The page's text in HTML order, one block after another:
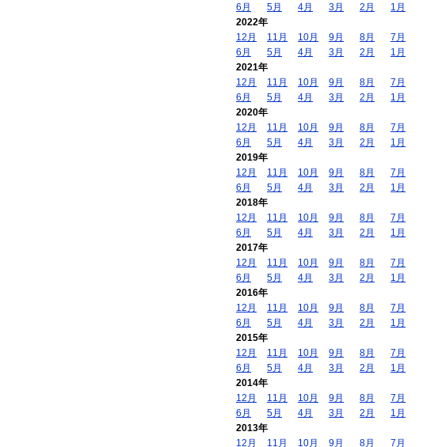
6月
5月 4月 3月 2月
1月
2022年
12月
11月 10月 9月 8月
7月
6月
5月 4月 3月 2月
1月
2021年
12月
11月 10月 9月 8月
7月
6月
5月 4月 3月 2月
1月
2020年
12月
11月 10月 9月 8月
7月
6月
5月 4月 3月 2月
1月
2019年
12月
11月 10月 9月 8月
7月
6月
5月 4月 3月 2月
1月
2018年
12月
11月 10月 9月 8月
7月
6月
5月 4月 3月 2月
1月
2017年
12月
11月 10月 9月 8月
7月
6月
5月 4月 3月 2月
1月
2016年
12月
11月 10月 9月 8月
7月
6月
5月 4月 3月 2月
1月
2015年
12月
11月 10月 9月 8月
7月
6月
5月 4月 3月 2月
1月
2014年
12月
11月 10月 9月 8月
7月
6月
5月 4月 3月 2月
1月
2013年
12月
11月 10月 9月 8月 7月